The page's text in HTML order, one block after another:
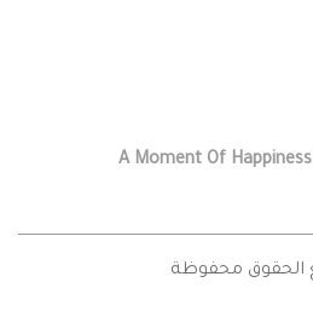
A Moment Of
الحقوق محفوظة